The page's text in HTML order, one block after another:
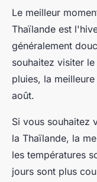
Le meilleur
Thaïlande est
généralement
souhaitez visiter
pluies, la
août.
Si vous souhaitez
la Thaïlande, la
les températures
jours sont plus